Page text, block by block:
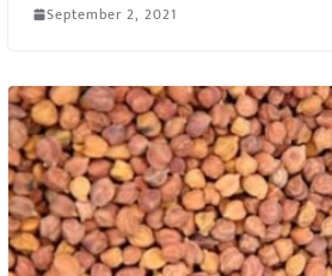
September 2, 2021